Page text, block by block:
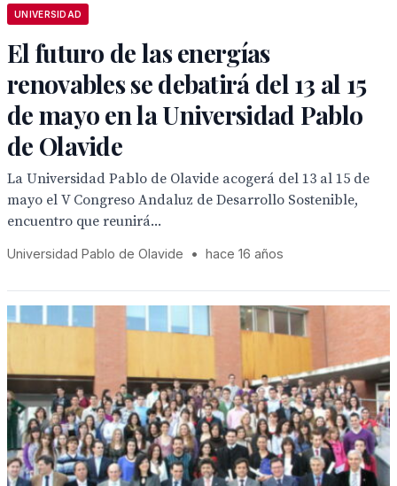
UNIVERSIDAD
El futuro de las energías
renovables se debatirá del 13 al 15
de mayo en la Universidad Pablo
de Olavide
La Universidad Pablo de Olavide acogerá del 13 al 15 de
mayo el V Congreso Andaluz de Desarrollo Sostenible,
encuentro que reunirá...
Universidad Pablo de Olavide • hace 16 años